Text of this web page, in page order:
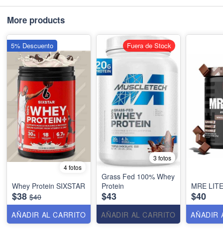
More products
4 fotos
Whey Protein SIXSTAR
$38 $40
AÑADIR AL CARRITO
5% Descuento
3 fotos
Grass Fed 100% Whey
Protein
$43
AÑADIR AL CARRITO
Fuera de Stock
MRE LITE
$40
AÑADIR